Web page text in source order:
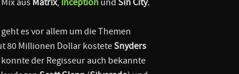
es vor allem um die Themen
80 Millionen Dollar kosteteSnyders
der Regisseur auch bekannte